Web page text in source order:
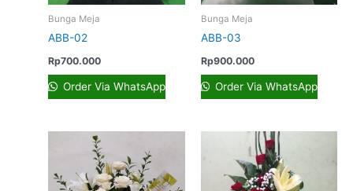
Bunga Meja
ABB-02
Rp700.000
Order Via WhatsApp
Bunga Meja
ABB-03
Rp900.000
Order Via WhatsApp